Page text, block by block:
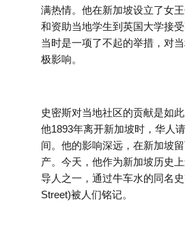
满热情。他在新加坡设立了女
和资助当地学生到英国大学接
当时是一项了不起的举措，对
极影响。
史密斯对当地社区的贡献是如
他1893年离开新加坡时，华人
间。他的影响深远，在新加坡
产。今天，他作为新加坡历史
导人之一，通过牛车水的同名
Street)被人们铭记。